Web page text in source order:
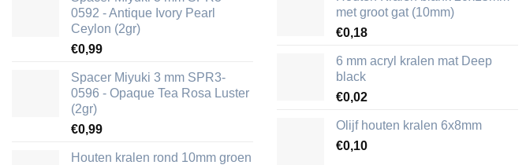
0592 - Antique Ivory Pearl
Ceylon (2gr)
€0,99
Spacer Miyuki 3 mm SPR3-
0596 - Opaque Tea Rosa Luster
(2gr)
€0,99
Houten kralen rond 10mm groen
met groot gat (10mm)
€0,18
6 mm acryl kralen mat Deep
black
€0,02
Olijf houten kralen 6x8mm
€0,10